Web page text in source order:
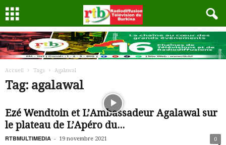
Accueil Tags Agalawal
Tag: agalawal
Ezé Wendtoin et L’Ambassadeur Agalawal sur
le plateau de L’Apéro du...
RTBMULTIMEDIA - 19 novembre 2021 0